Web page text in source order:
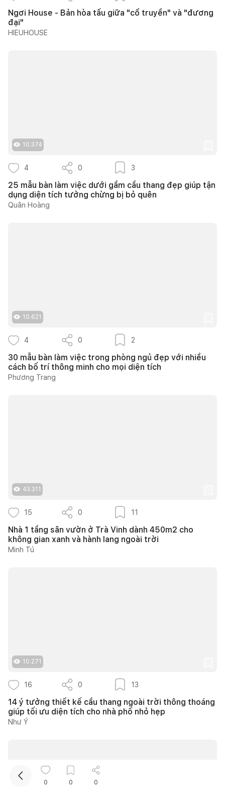
Ngơi House - Bản hòa tấu giữa "cổ truyền" và "đương
đại"
HIEUHOUSE
10.374
4 0 3
25 mẫu bàn làm việc dưới gầm cầu thang đẹp giúp tận
dụng diện tích tưởng chừng bị bỏ quên
Quân Hoàng
10.621
4 0 2
30 mẫu bàn làm việc trong phòng ngủ đẹp với nhiều
cách bố trí thông minh cho mọi diện tích
Phương Trang
43.311
15 0 11
Nhà 1 tầng sân vườn ở Trà Vinh dành 450m2 cho
không gian xanh và hành lang ngoài trời
Minh Tú
10.271
16 0 13
14 ý tưởng thiết kế cầu thang ngoài trời thông thoáng
giúp tối ưu diện tích cho nhà phố nhỏ hẹp
Như Ý
0 0 0
Mua sắm hoàn thiện nhà